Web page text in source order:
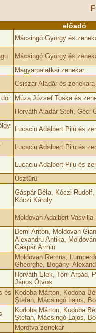
előadó
Mácsingó György és
Mácsingó György és
Magyarpalatkai zenekar
Csiszár Aladár és zenekara
Múza József Toska és
Horváth Aladár Stefi, Géci
Lucaciu Adalbert Pilu és
Lucaciu Adalbert Pilu és
Lucaciu Adalbert Pilu és
Üsztürü
Gáspár Béla, Kóczi Rudolf,
Kóczi Károly
Moldován Adalbert Vasvilla
Demi Ariton, Moldovan
Alexandru Antika,
Gáspár Ármin
Moldovan Remus,
Gheorghe, Bogányi
Horváth Elek, Toni Árpád,
János Ötvös
és
Kodoba Márton, Kodoba
Ştefan, Mácsingó Lajos,
Kodoba Márton, Kodoba
Ştefan, Mácsingó Lajos,
Morotva zenekar